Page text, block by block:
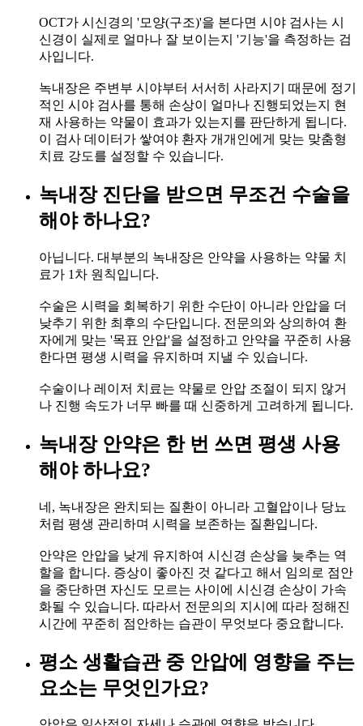
OCT가 시신경의 '모양(구조)'을 본다면 시야 검사는 시
신경이 실제로 얼마나 잘 보이는지 '기능'을 측정하는 검
사입니다.
녹내장은 주변부 시야부터 서서히 사라지기 때문에 정기
적인 시야 검사를 통해 손상이 얼마나 진행되었는지 현
재 사용하는 약물이 효과가 있는지를 판단하게 됩니다.
이 검사 데이터가 쌓여야 환자 개개인에게 맞는 맞춤형
치료 강도를 설정할 수 있습니다.
녹내장 진단을 받으면 무조건 수술을
해야 하나요?
아닙니다. 대부분의 녹내장은 안약을 사용하는 약물 치
료가 1차 원칙입니다.
수술은 시력을 회복하기 위한 수단이 아니라 안압을 더
낮추기 위한 최후의 수단입니다. 전문의와 상의하여 환
자에게 맞는 '목표 안압'을 설정하고 안약을 꾸준히 사용
한다면 평생 시력을 유지하며 지낼 수 있습니다.
수술이나 레이저 치료는 약물로 안압 조절이 되지 않거
나 진행 속도가 너무 빠를 때 신중하게 고려하게 됩니다.
녹내장 안약은 한 번 쓰면 평생 사용
해야 하나요?
네, 녹내장은 완치되는 질환이 아니라 고혈압이나 당뇨
처럼 평생 관리하며 시력을 보존하는 질환입니다.
안약은 안압을 낮게 유지하여 시신경 손상을 늦추는 역
할을 합니다. 증상이 좋아진 것 같다고 해서 임의로 점안
을 중단하면 자신도 모르는 사이에 시신경 손상이 가속
화될 수 있습니다. 따라서 전문의의 지시에 따라 정해진
시간에 꾸준히 점안하는 습관이 무엇보다 중요합니다.
평소 생활습관 중 안압에 영향을 주는
요소는 무엇인가요?